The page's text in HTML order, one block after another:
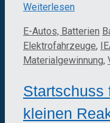
Weiterlesen
Kategorien
E-Autos, Batterien
Elektrofahrzeuge,
Materialgewinnung,
Startschuss
kleinen